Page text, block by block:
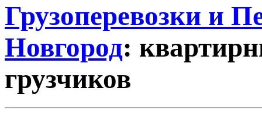
Грузоперевозки и
Новгород:
грузчиков